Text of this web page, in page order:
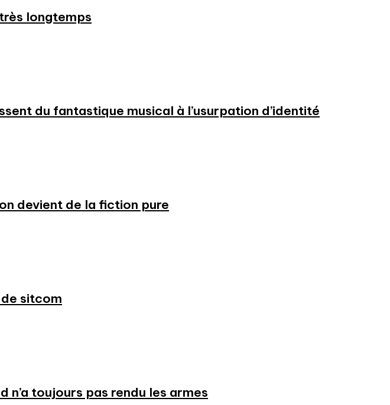
longtemps
du fantastique musical à l’usurpation d’identité
devient de la fiction pure
sitcom
n’a toujours pas rendu les armes